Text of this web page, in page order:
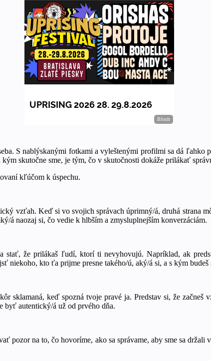
S nablýskanými fotkami a vyleštenými profilmi sa dá
skutočne sme, je tým, čo v skutočnosti dokáže prilákať
kľúčom k úspechu.
vzťah. Keď si vo svojich správach úprimný/á, druhá strana
á naozaj si, čo vedie k hlbším a zmysluplnejším konverzáciám.
stať, že prilákaš ľudí, ktorí ti nevyhovujú. Napríklad, ak
kto ťa prijme presne takého/ú, aký/á si, a s kým
sklamaná, keď spozná tvoje pravé ja. Predstav si, že začneš
byť autentický/á už od prvého dňa.
pozor na to, čo hovoríme, ako sa správame, aby sme sa